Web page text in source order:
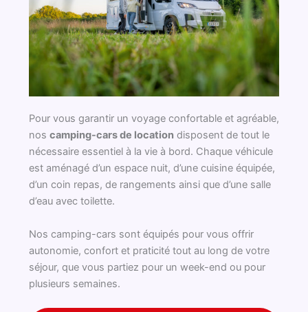
Pour vous garantir un voyage confortable et agréable,
nos camping-cars de locationdisposent de tout le
nécessaire essentiel à la vie à bord. Chaque véhicule
est aménagé d’un espace nuit, d’une cuisine équipée,
d’un coin repas, de rangements ainsi que d’une salle
d’eau avec toilette.
Nos camping-cars sont équipés pour vous offrir
autonomie, confort et praticité tout au long de votre
séjour, que vous partiez pour un week-end ou pour
plusieurs semaines.